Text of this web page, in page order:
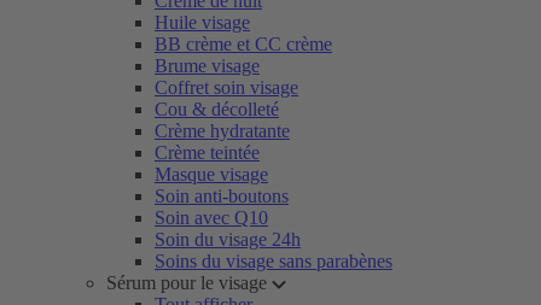
Huile visage
BB crème et CC crème
Brume visage
Coffret soin visage
Cou & décolleté
Crème hydratante
Crème teintée
Masque visage
Soin anti-boutons
Soin avec Q10
Soin du visage 24h
Soins du visage sans parabènes
Sérum pour le visage